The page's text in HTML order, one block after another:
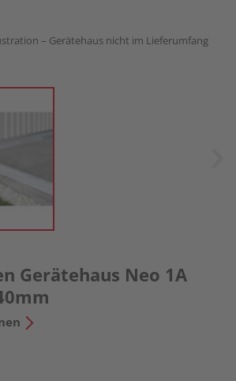
– Gerätehaus nicht im Lieferumfang
Gerätehaus Neo 1A